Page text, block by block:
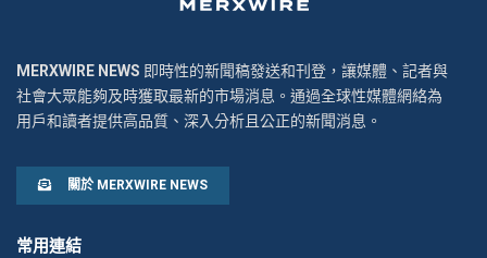
MERXWIRE NEWS 即時性的新聞稿發送和刊登，讓媒體、記者與
社會大眾能夠及時獲取最新的市場消息。通過全球性媒體網絡為
用戶和讀者提供高品質、深入分析且公正的新聞消息。
關於 MERXWIRE NEWS
常用連結